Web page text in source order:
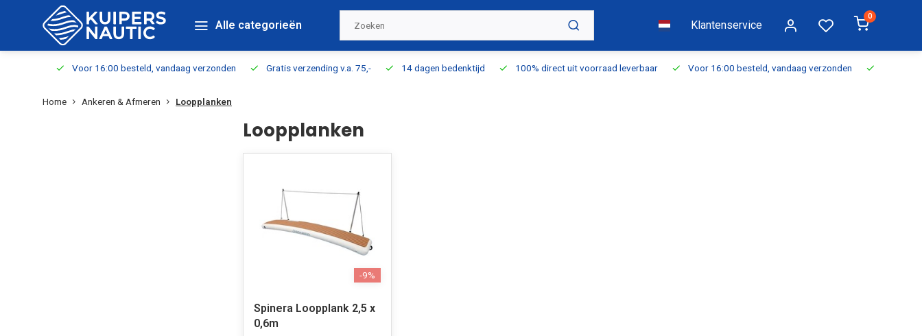
Alle categorieën Klantenservice
0
Voor 16:00 besteld, vandaag verzonden Gratis verzending v.a. 75,- 14 dagen bedenktijd 100% direct uit voorraad leverbaar Voor 16:00 besteld, vandaag verzonden Gratis
Home Ankeren & Afmeren Loopplanken
Loopplanken
-9%
Spinera Loopplank 2,5 x
0,6m